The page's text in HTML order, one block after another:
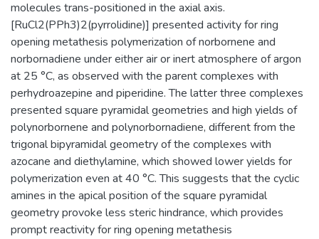
molecules trans-positioned in the axial axis.
[RuCl2(PPh3)2(pyrrolidine)] presented activity for ring
opening metathesis polymerization of norbornene and
norbornadiene under either air or inert atmosphere of argon
at 25 °C, as observed with the parent complexes with
perhydroazepine and piperidine. The latter three complexes
presented square pyramidal geometries and high yields of
polynorbornene and polynorbornadiene, different from the
trigonal bipyramidal geometry of the complexes with
azocane and diethylamine, which showed lower yields for
polymerization even at 40 °C. This suggests that the cyclic
amines in the apical position of the square pyramidal
geometry provoke less steric hindrance, which provides
prompt reactivity for ring opening metathesis